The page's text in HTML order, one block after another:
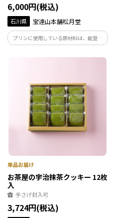
6,000円(税込)
石川県 宝達山本舗松月堂
プリンに使用している原材料は、能登産
大豆を使用し醸造した醤油、ハーブで育
てた能登鶏の卵、能登の酪農家が生産し
が付属します。
お茶屋の宇治抹茶クッキー 12枚
入
手さげ封入可
3,724円(税込)